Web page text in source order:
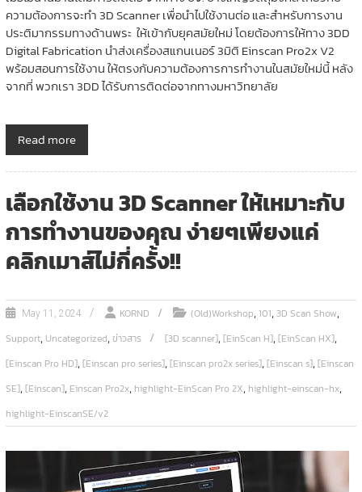
ความต้องการจะทำ 3D Scanner เพื่อนำไปใช้งานต่อ และสำหรับการงาน
ประติมากรรมทางด้านพระ ให้เข้ากับยุคสมัยใหม่ โดยต้องการให้ทาง 3DD
Digital Fabrication นำส่งเครื่องสแกนเนอร์ 3มิติ Einscan Pro2x V2
พร้อมสอนการใช้งาน ให้ตรงกับความต้องการการทำงานในสมัยใหม่นี้ หลัง
จากที่ พวกเรา 3DD ได้รับการติดต่อจากทางมหาวิทยาลัย
Read more
เลือกใช้งาน 3D Scanner ให้เหมาะกับ
การทำงานของคุณ ง่ายๆเพียงแค่
คลิกเมาส์ไม่กี่ครั้ง!!
May 11, 2024 KORND (Old)Workshop,101,3D Scan Show,
Support, Uncategorized,ข่าวสาร [3D scanner],[EinScan H],[EinScan HX],
[Einscan Pro HD],[Einscan pro series],[Einscan pro2x series],[Einscan s],[Einscan
SE],[Einscan], Einscan Pro2x, highlight-EinScan Pro 2X, highlight-einscan-hx,
highlight-EinscanSE/v2